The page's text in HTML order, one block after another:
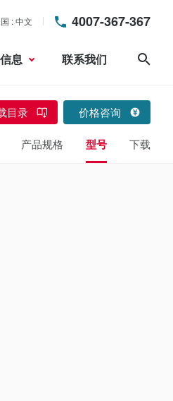
中文 4007-367-367
息 联系我们
目录 价格咨询
产品规格 型号 下载